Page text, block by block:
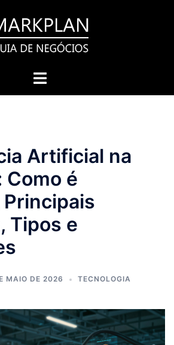
Toggle
Artificial na
é
Tipos e
MAIO DE 2026 TECNOLOGIA